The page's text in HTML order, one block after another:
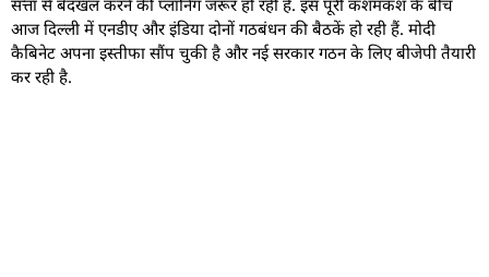
आज दिल्ली में एनडीए और इंडिया दोनों गठबंधन की बैठकें हो रही हैं. मोदी
कैबिनेट अपना इस्तीफा सौंप चुकी है और नई सरकार गठन के लिए बीजेपी तैयारी
कर रही है.